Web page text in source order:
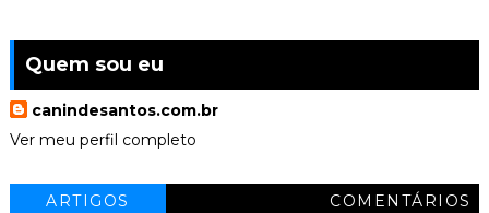
Quem sou eu
canindesantos.com.br
Ver meu perfil completo
ARTIGOS COMENTÁRIOS